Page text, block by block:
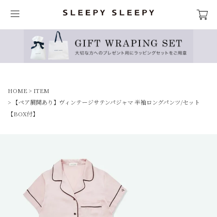
HOME
ITEM
【ペア展開あり】ヴィンテージサテンパジャマ 半袖ロングパンツ/セット
【BOX付】